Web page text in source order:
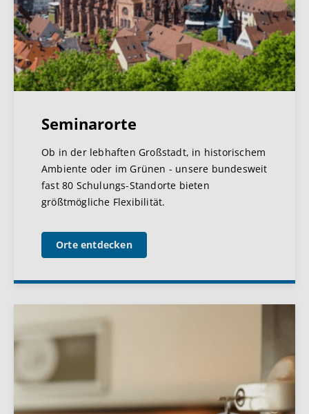
Seminarorte
Ob in der lebhaften Großstadt, in historischem
Ambiente oder im Grünen - unsere bundesweit
fast 80 Schulungs-Standorte bieten
größtmögliche Flexibilität.
Orte entdecken